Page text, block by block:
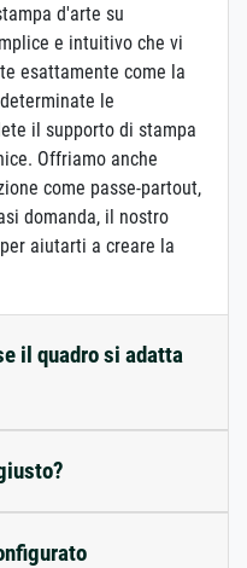
d'arte su
e intuitivo che vi
esattamente come la
le
il supporto di stampa
Offriamo anche
come passe-partout,
domanda, il nostro
aiutarti a creare la
il quadro si adatta